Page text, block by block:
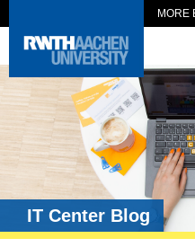
MORE
IT Center Blog